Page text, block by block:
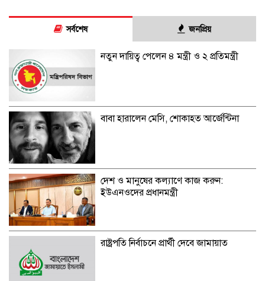
সর্বশেষ জনপ্রিয়
নতুন দায়িত্ব পেলেন ৪ মন্ত্রী ও ২ প্রতিমন্ত্রী
বাবা হারালেন মেসি, শোকাহত আর্জেন্টিনা
দেশ ও মানুষের কল্যাণে কাজ করুন:
ইউএনওদের প্রধানমন্ত্রী
রাষ্ট্রপতি নির্বাচনে প্রার্থী দেবে জামায়াত